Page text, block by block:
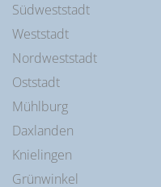
Südweststadt
Weststadt
Nordweststadt
Oststadt
Mühlburg
Daxlanden
Knielingen
Grünwinkel